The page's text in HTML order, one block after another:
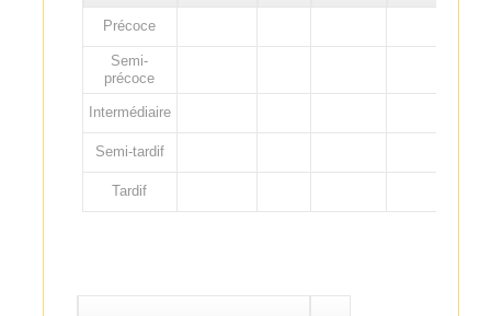
Précoce
Semi-
précoce
Intermédiaire
Semi-tardif
Tardif